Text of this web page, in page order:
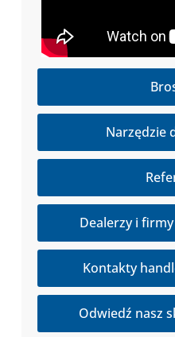
Narzędzie
Dealerzy i
Kontakty
Odwiedź nasz